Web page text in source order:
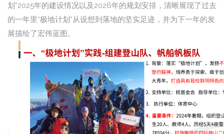
划”2025年的建设情况以及2026年的规划安排，清晰展现了过去
的一年里“极地计划”从设想到落地的坚实足迹，并为下一年的发
展描绘了宏伟蓝图。